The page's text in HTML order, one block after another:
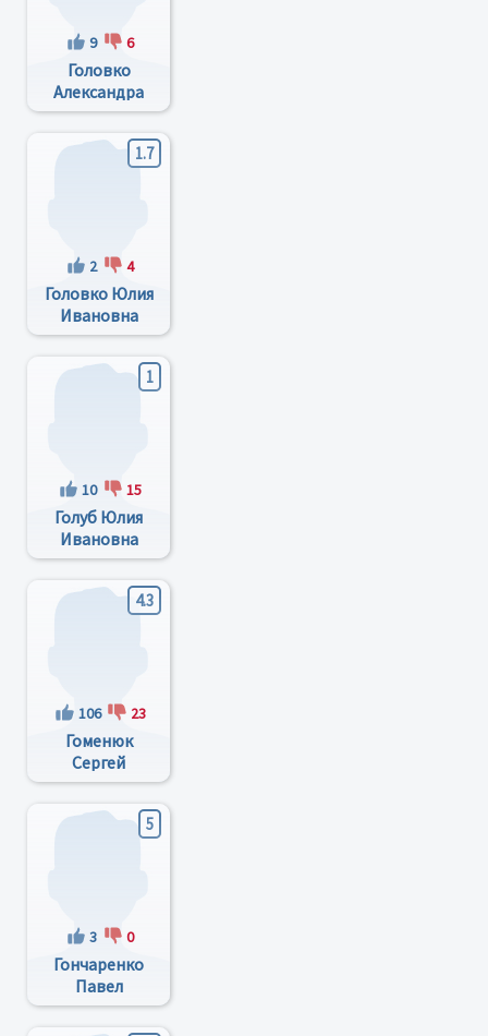
9 6
Головко
Александра
Николаевна
1.7
2 4
Головко Юлия
Ивановна
1
10 15
Голуб Юлия
Ивановна
4.3
106 23
Гоменюк
Сергей
Иванович
5
3 0
Гончаренко
Павел
Владимирович